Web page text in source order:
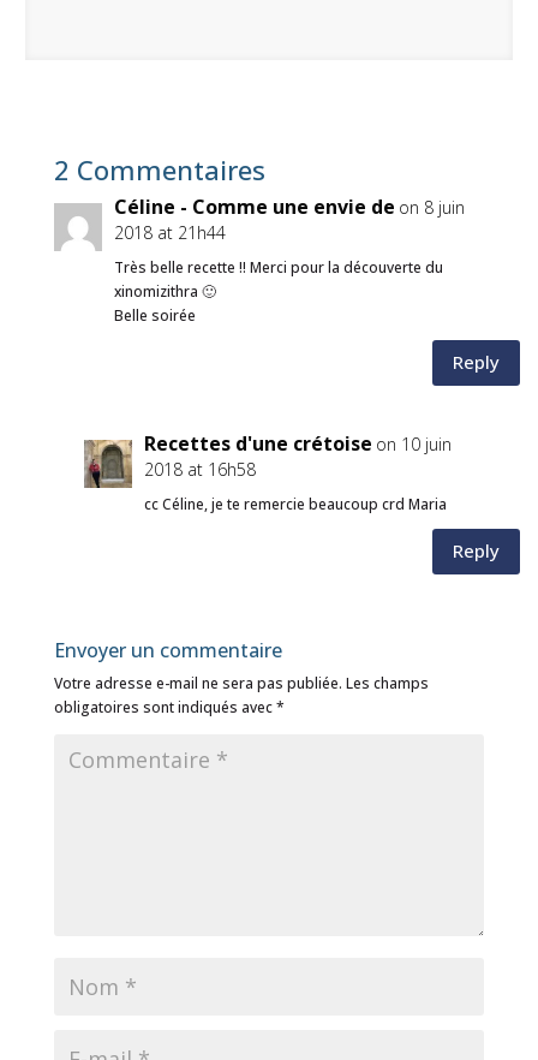
2 Commentaires
Céline - Comme une envie de on 8 juin
2018 at 21h44
Très belle recette !! Merci pour la découverte du
xinomizithra 🙂
Belle soirée
Reply
Recettes d'une crétoise on 10 juin
2018 at 16h58
cc Céline, je te remercie beaucoup crd Maria
Reply
Envoyer un commentaire
Votre adresse e-mail ne sera pas publiée. Les champs
obligatoires sont indiqués avec*